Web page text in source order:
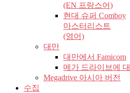
(EN 프랑스어)
현대 슈퍼 Comboy
마스터리스트
(영어)
대만
대만에서 Famicom
메가 드라이브에
Megadrive 아시아 버전
수집